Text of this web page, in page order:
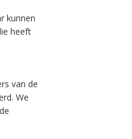
kunnen
heeft
van de
We